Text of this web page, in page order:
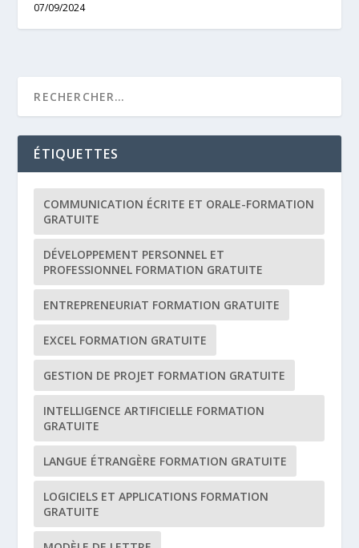
07/09/2024
ÉTIQUETTES
COMMUNICATION ÉCRITE ET ORALE-FORMATION
GRATUITE
DÉVELOPPEMENT PERSONNEL ET
PROFESSIONNEL FORMATION GRATUITE
ENTREPRENEURIAT FORMATION GRATUITE
EXCEL FORMATION GRATUITE
GESTION DE PROJET FORMATION GRATUITE
INTELLIGENCE ARTIFICIELLE FORMATION
GRATUITE
LANGUE ÉTRANGÈRE FORMATION GRATUITE
LOGICIELS ET APPLICATIONS FORMATION
GRATUITE